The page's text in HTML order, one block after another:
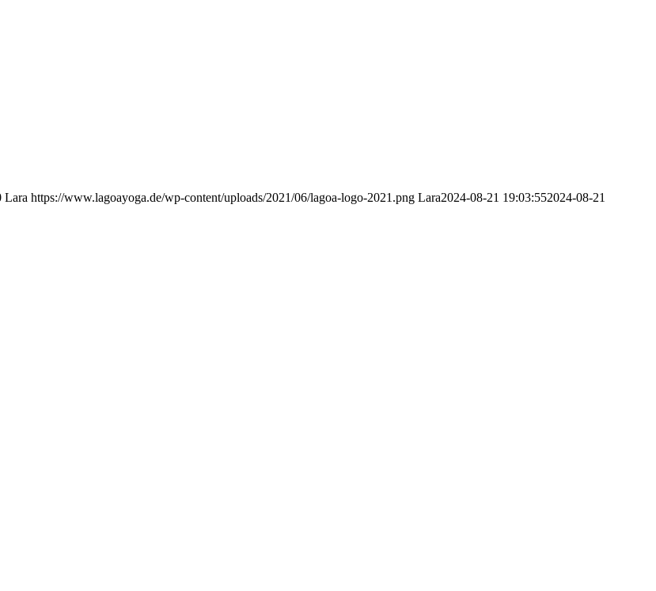
Lara https://www.lagoayoga.de/wp-content/uploads/2021/06/lagoa-logo-2021.png Lara2024-08-21 19:03:552024-08-21